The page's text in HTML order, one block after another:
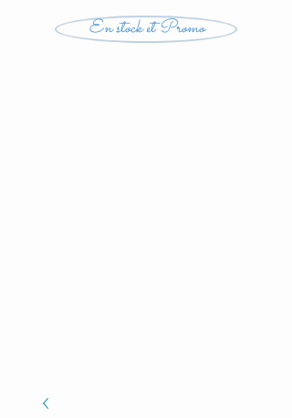
En stock et Promo